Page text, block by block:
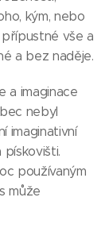
kým, nebo
vše a
a bez naděje.
a imaginace
nebyl
imaginativní
používaným
může